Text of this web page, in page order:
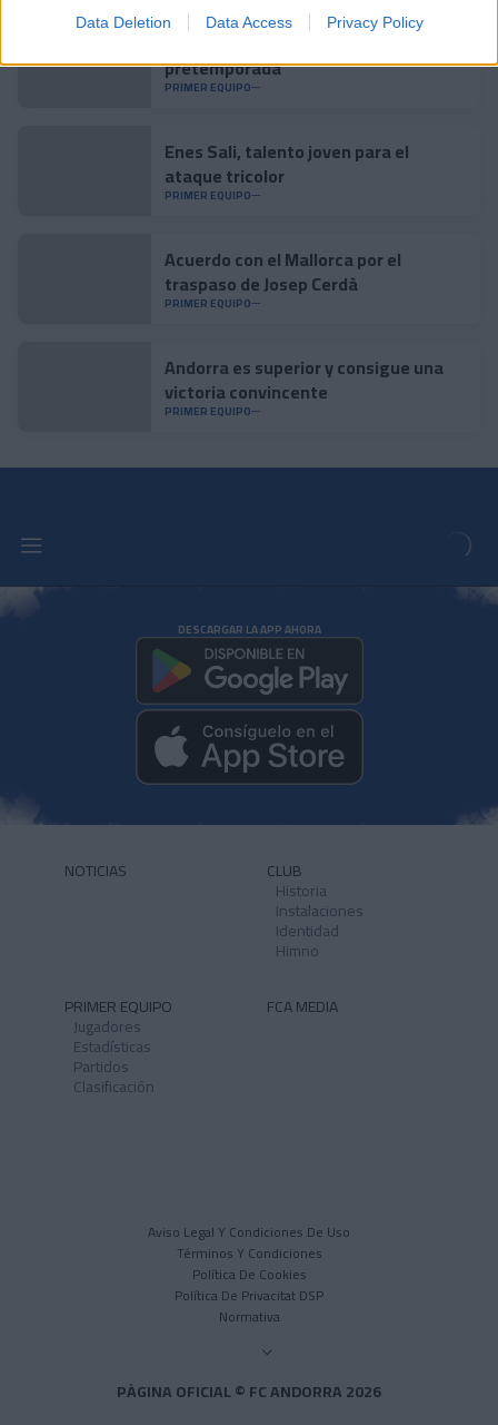
Data Deletion Data Access Privacy Policy
pretemporada
PRIMER EQUIPO
Enes Sali, talento joven para el
ataque tricolor
PRIMER EQUIPO
Acuerdo con el Mallorca por el
traspaso de Josep Cerdà
PRIMER EQUIPO
Andorra es superior y consigue una
victoria convincente
PRIMER EQUIPO
DESCARGAR LA APP AHORA
NOTICIAS CLUB
Historia
Instalaciones
Identidad
Himno
PRIMER EQUIPO
Jugadores
Estadísticas
Partidos
Clasificación
FCA MEDIA
Aviso Legal Y Condiciones De Uso
Términos Y Condiciones
Política De Cookies
Política De Privacitat DSP
Normativa
PÀGINA OFICIAL © FC ANDORRA 2026